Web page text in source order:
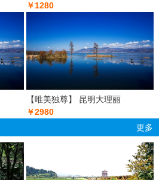
￥1280
【唯美独尊】 昆明大理丽
￥2980
更多